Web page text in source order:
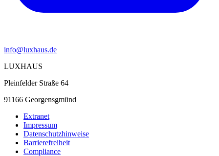
info@luxhaus.de
LUXHAUS
Pleinfelder Straße 64
91166 Georgensgmünd
Extranet
Impressum
Datenschutzhinweise
Barrierefreiheit
Compliance